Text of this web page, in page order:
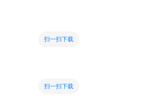
扫一扫下载
扫一扫下载